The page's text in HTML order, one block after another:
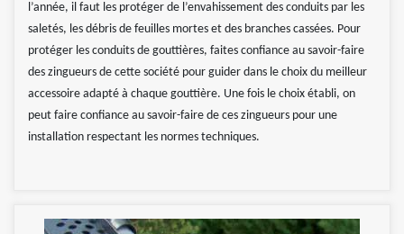
l’année, il faut les protéger de l’envahissement des conduits par les
saletés, les débris de feuilles mortes et des branches cassées. Pour
protéger les conduits de gouttières, faites confiance au savoir-faire
des zingueurs de cette société pour guider dans le choix du meilleur
accessoire adapté à chaque gouttière. Une fois le choix établi, on
peut faire confiance au savoir-faire de ces zingueurs pour une
installation respectant les normes techniques.